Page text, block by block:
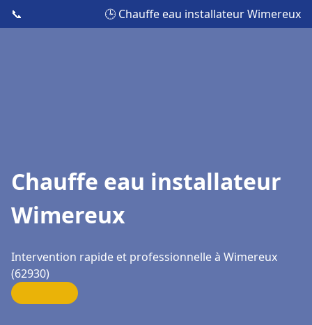
📞 🕒 Chauffe eau installateur Wimereux
Chauffe eau installateur
Wimereux
Intervention rapide et professionnelle à Wimereux
(62930)